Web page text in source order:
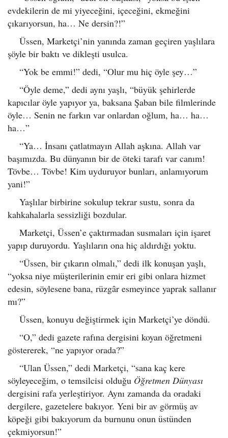
evdekilerin de mi yiyeceğini, içeceğini, ekmeğini
çıkarıyorsun, ha… Ne dersin?!”
Üssen, Marketçi’nin yanında zaman geçiren yaşlılara
şöyle bir baktı ve dikleşti usulca.
“Yok be emmi!” dedi, “Olur mu hiç öyle şey…”
“Öyle deme,” dedi aynı yaşlı, “büyük şehirlerde
kapıcılar öyle yapıyor ya, baksana Şaban bile filmlerinde
öyle… Senin ne farkın var onlardan oğlum, ha… ha…
ha…”
“Ya… İnsanı çatlatmayın Allah aşkına. Allah var
başımızda. Bu dünyanın bir de öteki tarafı var canım!
Tövbe… Tövbe! Kim uyduruyor bunları, anlamıyorum
yani!”
Yaşlılar birbirine sokulup tekrar sustu, sonra da
kahkahalarla sessizliği bozdular.
Marketçi, Üssen’e çaktırmadan susmaları için işaret
yapıp duruyordu. Yaşlıların ona hiç aldırdığı yoktu.
“Üssen, bir çıkarın olmalı,” dedi ilk konuşan yaşlı,
“yoksa niye müşterilerinin emir eri gibi onlara hizmet
edesin, söylesene bana, rüzgâr esmeyince yaprak sallanır
mı?”
Üssen, konuyu değiştirmek için Marketçi’ye döndü.
“O,” dedi gazete rafına dergisini koyan öğretmeni
göstererek, “ne yapıyor orada?”
“Ulan Üssen,” dedi Marketçi, “sana kaç kere
söyleyeceğim, o temsilcisi olduğu Öğretmen Dünyası
dergisini rafa yerleştiriyor. Aynı zamanda da oradaki
dergilere, gazetelere bakıyor. Yeni bir av görmüş av
köpeği gibi bakıyorum da burnunu onun üstünden
çekmiyorsun!”